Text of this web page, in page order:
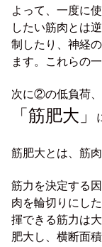
よって、一度に
したい筋肉とは
制したり、神経
ます。これらの
次に②の低負荷
「筋肥大」
筋肥大とは、筋
筋力を決定する
肉を輪切りにし
揮できる筋力は
肥大し、横断面